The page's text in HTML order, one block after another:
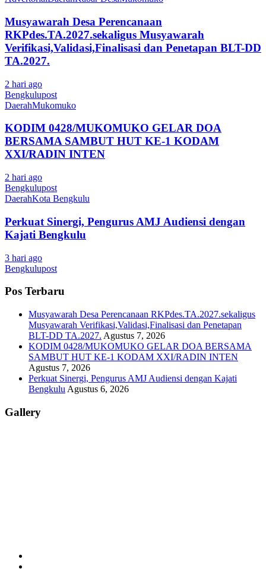
Musyawarah Desa Perencanaan
RKPdes.TA.2027.sekaligus Musyawarah
Verifikasi,Validasi,Finalisasi dan Penetapan BLT-DD
TA.2027.
2 hari ago
Bengkulupost
DaerahMukomuko
KODIM 0428/MUKOMUKO GELAR DOA
BERSAMA SAMBUT HUT KE-1 KODAM
XXI/RADIN INTEN
2 hari ago
Bengkulupost
DaerahKota Bengkulu
Perkuat Sinergi, Pengurus AMJ Audiensi dengan
Kajati Bengkulu
3 hari ago
Bengkulupost
Pos Terbaru
Musyawarah Desa Perencanaan RKPdes.TA.2027.sekaligus
Musyawarah Verifikasi,Validasi,Finalisasi dan Penetapan
BLT-DD TA.2027. Agustus 7, 2026
KODIM 0428/MUKOMUKO GELAR DOA BERSAMA
SAMBUT HUT KE-1 KODAM XXI/RADIN INTEN
Agustus 7, 2026
Perkuat Sinergi, Pengurus AMJ Audiensi dengan Kajati
Bengkulu Agustus 6, 2026
Gallery